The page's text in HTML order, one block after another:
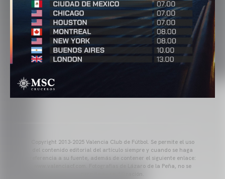
Copyright 2013-2025 Valencia Club de Fútbol. Se permite el uso
del contenido editorial del artículo siempre y cuando se haga
referencia a su fuente, además de contener el siguiente enlace:
www.valenciacf.com. Fotografías de Lázaro de la Peña, no se
permite su reutilización.